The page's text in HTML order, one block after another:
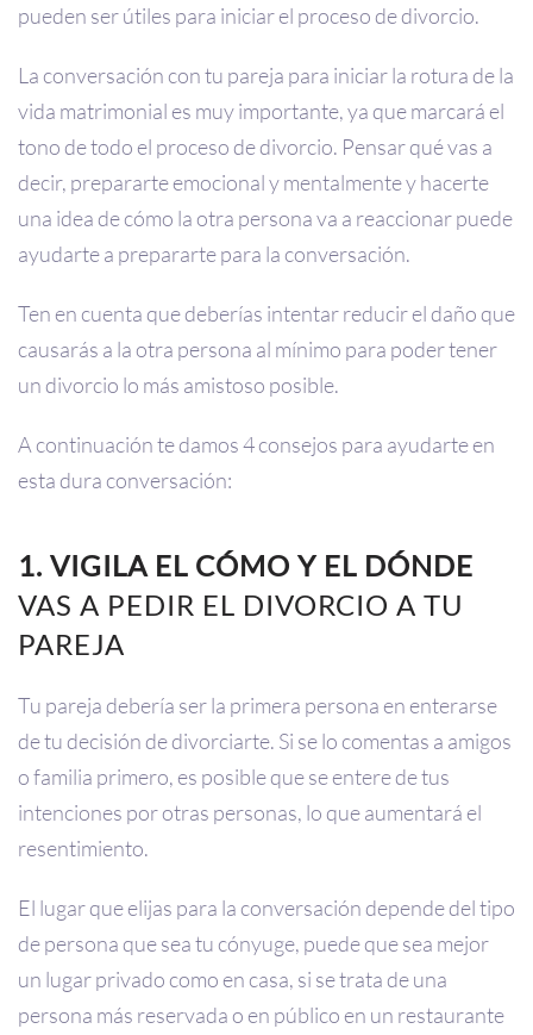
pueden ser útiles para iniciar el proceso de divorcio.
La conversación con tu pareja para iniciar la rotura de la
vida matrimonial es muy importante, ya que marcará el
tono de todo el proceso de divorcio. Pensar qué vas a
decir, prepararte emocional y mentalmente y hacerte
una idea de cómo la otra persona va a reaccionar puede
ayudarte a prepararte para la conversación.
Ten en cuenta que deberías intentar reducir el daño que
causarás a la otra persona al mínimo para poder tener
un divorcio lo más amistoso posible.
A continuación te damos 4 consejos para ayudarte en
esta dura conversación:
1. VIGILA EL CÓMO Y EL DÓNDE
VAS A PEDIR EL DIVORCIO A TU
PAREJA
Tu pareja debería ser la primera persona en enterarse
de tu decisión de divorciarte. Si se lo comentas a amigos
o familia primero, es posible que se entere de tus
intenciones por otras personas, lo que aumentará el
resentimiento.
El lugar que elijas para la conversación depende del tipo
de persona que sea tu cónyuge, puede que sea mejor
un lugar privado como en casa, si se trata de una
persona más reservada o en público en un restaurante